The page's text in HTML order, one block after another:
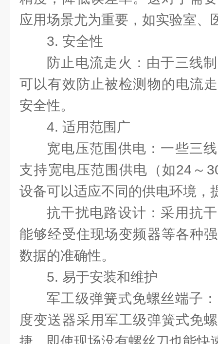
应用场景尤为重要，如实验室、
3. 安全性
防止电流走火：由于三线
可以有效防止被检测物的电流
安全性。
4. 适用范围广
宽电压范围供电：一些三
支持宽电压范围供电（如24～
设备可以适应不同的供电环境，
抗干扰电路设计：采用抗
能够经受住现场变频器等各种
数据的准确性。
5. 易于安装和维护
军工级弹簧式免螺丝端子
度变送器采用军工级弹簧式免